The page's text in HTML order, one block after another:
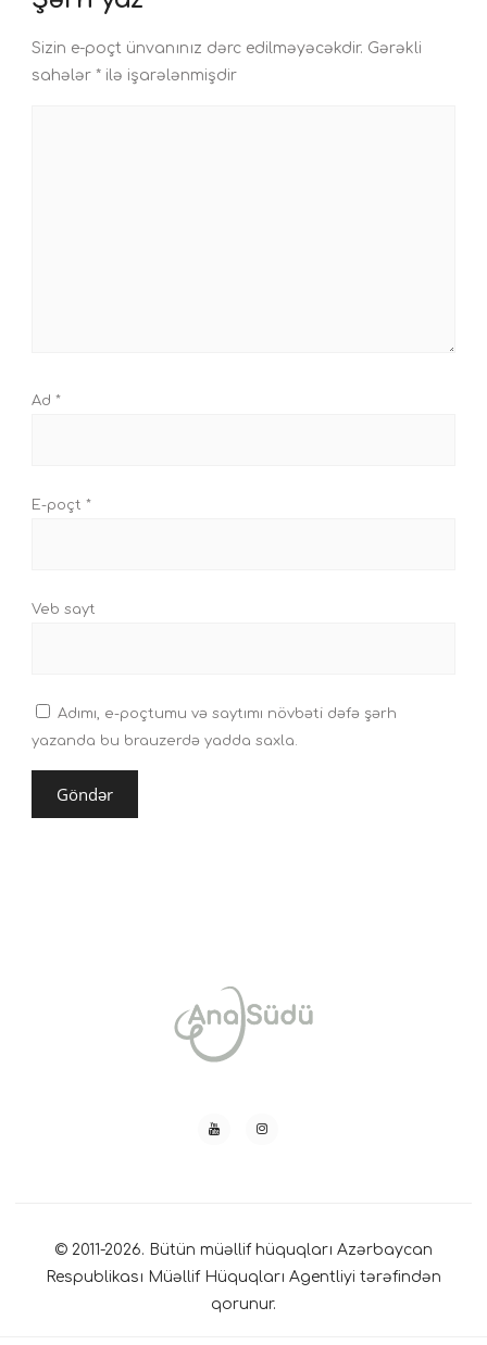
Sizin e-poçt ünvanınız dərc edilməyəcəkdir. Gərəkli
sahələr * ilə işarələnmişdir
Ad *
E-poçt *
Veb sayt
Adımı, e-poçtumu və saytımı növbəti dəfə şərh
yazanda bu brauzerdə yadda saxla.
© 2011-2026. Bütün müəllif hüquqları Azərbaycan
Respublikası Müəllif Hüquqları Agentliyi tərəfindən
qorunur.